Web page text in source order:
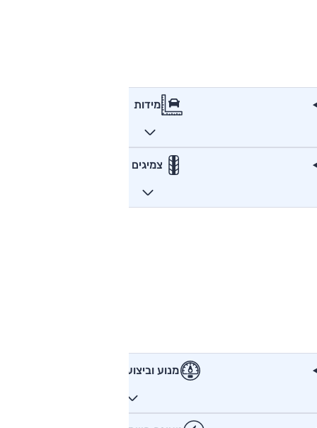
מידות
צמיגים
מנוע וביצועים